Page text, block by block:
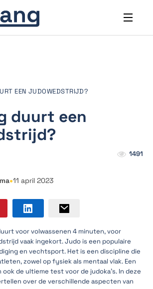
EEN JUDOWEDSTRIJD?
duurt een
1491
•11 april 2023
voor volwassenen 4 minuten, voor
vaak ingekort. Judo is een populaire
en vechtsport. Het is een discipline die
zowel op fysiek als mentaal vlak. Een
ook de ultieme test voor de judoka's. In deze
over de verschillende aspecten van